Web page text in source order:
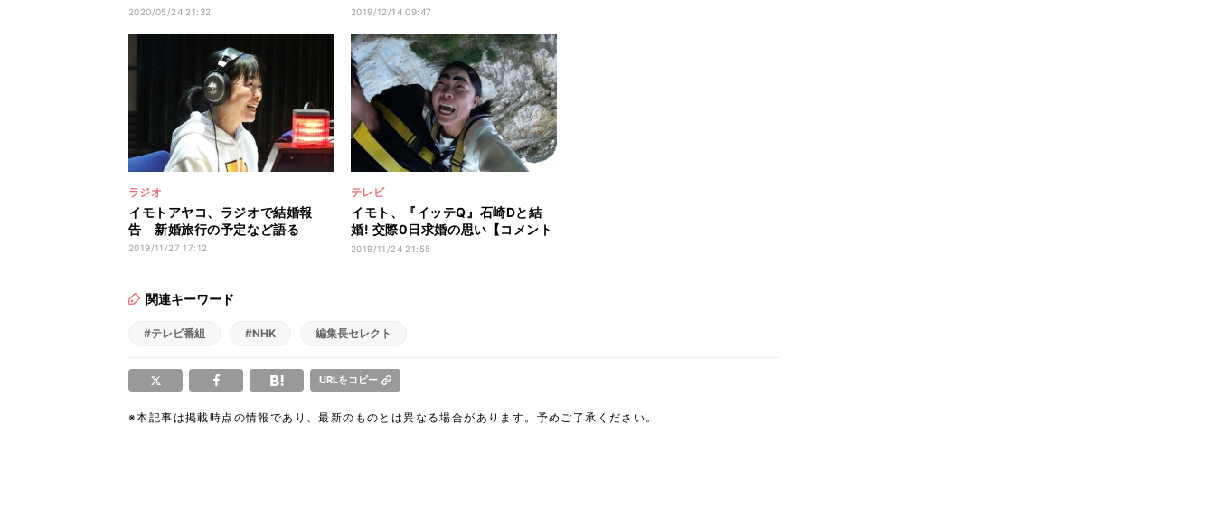
んだよな」
2020/05/24 21:32
い」
2019/12/14 09:47
ラジオ
イモトアヤコ、ラジオで結婚報
告 新婚旅行の予定など語る
2019/11/27 17:12
テレビ
イモト、『イッテQ』石崎Dと結
婚! 交際0日求婚の思い【コメント
全文】
2019/11/24 21:55
関連キーワード
#テレビ番組 #NHK 編集長セレクト
URLをコピー
※本記事は掲載時点の情報であり、最新のものとは異なる場合があります。予めご了承ください。